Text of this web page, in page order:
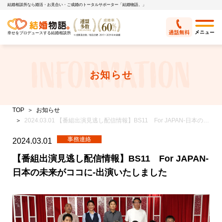
結婚相談所なら婚活・お見合い・ご成婚のトータルサポーター「結婚物語。」
幸せをプロデュースする結婚相談所
お知らせ
TOP
お知らせ
2024.03.01 【番組出演見逃し配信情報】BS11 For JAPAN-日本の未来がココに-出演いたしました
2024.03.01
【番組出演見逃し配信情報】BS11 For JAPAN-
日本の未来がココに-出演いたしました
事務連絡